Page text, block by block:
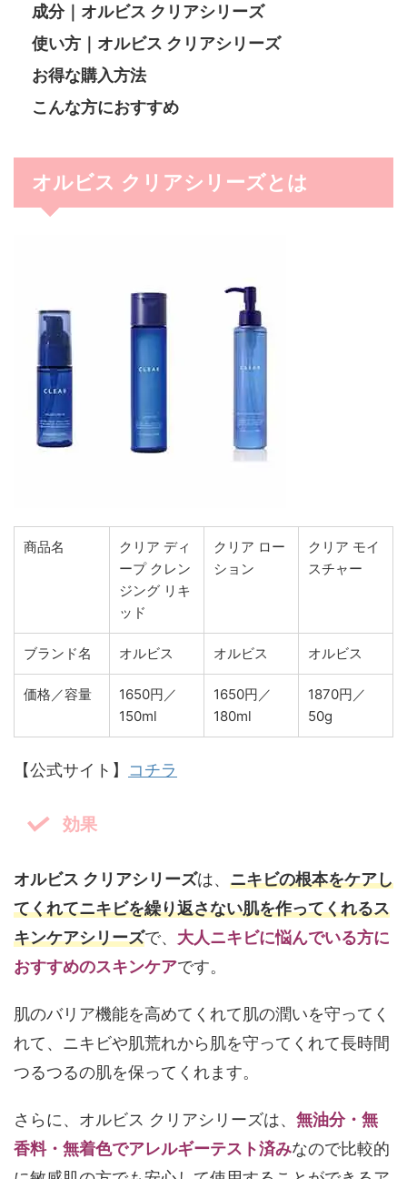
成分｜オルビス クリアシリーズ
使い方｜オルビス クリアシリーズ
お得な購入方法
こんな方におすすめ
オルビス クリアシリーズとは
商品名
クリア ディ
ープ クレン
ジング リキ
ッド
クリア ロー
ション
クリア モイ
スチャー
ブランド名 オルビス オルビス オルビス
価格／容量
1650円／
150ml
1650円／
180ml
1870円／
50g
【公式サイト】 コチラ
効果
オルビス クリアシリーズは、 ニキビの根本をケアし
てくれてニキビを繰り返さない肌を作ってくれるス
キンケアシリーズで、 大人ニキビに悩んでいる方に
おすすめのスキンケアです。
肌のバリア機能を高めてくれて肌の潤いを守ってく
れて、ニキビや肌荒れから肌を守ってくれて長時間
つるつるの肌を保ってくれます。
さらに、オルビス クリアシリーズは、 無油分・無
香料・無着色でアレルギーテスト済みなので比較的